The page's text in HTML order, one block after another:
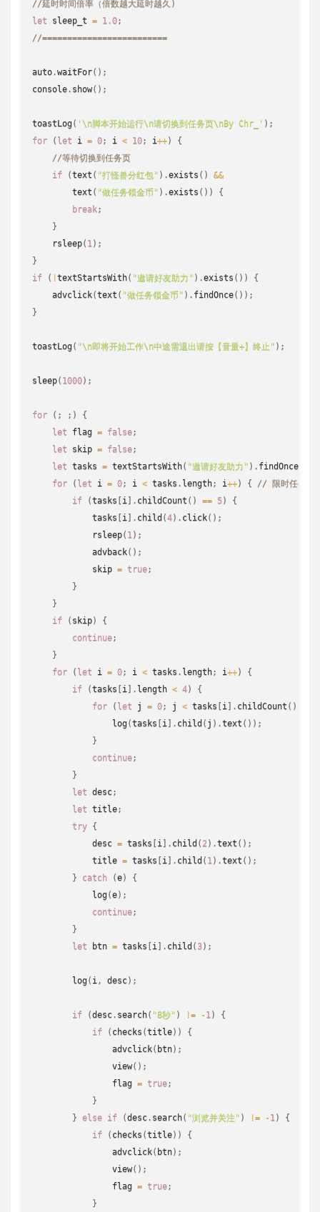
//延时时间倍率（倍数越大延时越久)
let sleep_t = 1.0;
//=========================
auto.waitFor( ) ;
console. show( ) ;
toastLog( '\n脚本开始运行\n请切换到任务页\nBy Chr_' ) ;
for
( let i = 0; i < 10; i++)
{
//等待切换到任务页
if
(text ( "打怪兽分红包" ) .exists ( )
&&
text ( "做任务领金币" ) .exists ( ) )
{
break;
}
rsleep( 1) ;
}
if
( !textStartsWith( "邀请好友助力" ) .exists ( ) )
{
advclick(text ( "做任务领金币" ) . findOnce( ) ) ;
}
toastLog( "\n即将开始工作\n中途需退出请按【音量+】终止" ) ;
sleep( 1000) ;
for ( ; ; )
{
let flag = false;
let skip = false;
let tasks = textStartsWith( "邀请好友助力" ) . findOnce
for
( let i = 0; i < tasks . length; i++) {
// 限时任务(不
if
(tasks [ i] . childCount ( ) == 5)
{
            tasks
[ i] . child (4) . click( ) ;
rsleep( 1) ;
advback( ) ;
            skip
= true;
}
}
if
( skip)
{
continue;
}
for
( let i = 0; i < tasks . length; i++)
{
if
(tasks [ i] . length < 4)
{
for
( let j = 0; j < tasks [ i] . childCount ( )
log(tasks [ i] . child ( j ) .text ( ) ) ;
}
continue;
}
let desc;
let title;
try {
            desc
= tasks [ i] . child ( 2 ) .text ( ) ;
            title
= tasks [ i] . child ( 1) .text ( ) ;
}
catch (e)
{
log(e) ;
continue;
}
let btn = tasks [ i] . child ( 3) ;
log( i, desc) ;
if (desc. search( "8秒" ) != -1)
{
if
( checks (title) )
{
advclick( btn) ;
view( ) ;
                flag
= true;
}
} else if (desc. search( "浏览并关注" ) != -1)
{
if
( checks (title) )
{
advclick( btn) ;
view( ) ;
                flag
= true;
}